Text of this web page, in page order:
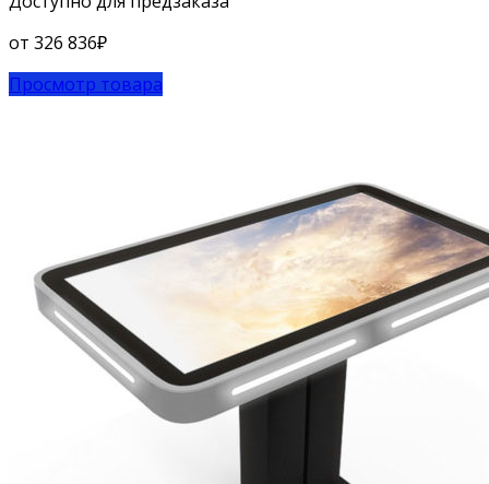
от 326 836₽
Просмотр товара